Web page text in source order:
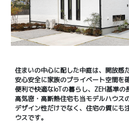
住まいの中心に配した中庭は、開放感
安心安全に家族のプライベート空間を
便利で快適なIoTの暮らし、ZEH基準の
高気密・高断熱住宅も当モデルハウス
デザイン性だけでなく、住宅の質にも
ウスです。